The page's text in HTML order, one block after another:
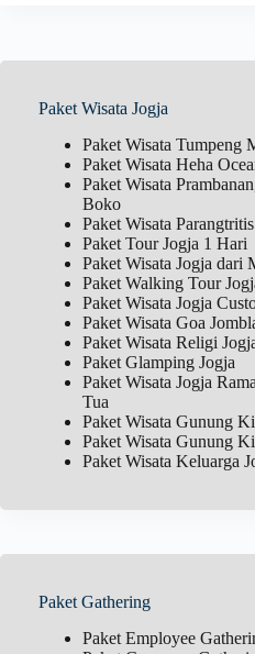
Paket Wisata Jogja
Paket Wisata Tumpeng
Paket Wisata Heha
Paket Wisata
Boko
Paket Wisata Parangtritis
Paket Tour Jogja 1 Hari
Paket Wisata Jogja dari
Paket Walking Tour
Paket Wisata Jogja
Paket Wisata Goa
Paket Wisata Religi
Paket Glamping Jogja
Paket Wisata Jogja
Tua
Paket Wisata Gunung
Paket Wisata Gunung
Paket Wisata Keluarga
Paket Gathering
Paket Employee